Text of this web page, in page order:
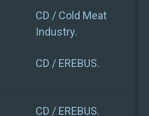
CD / Cold Meat
Industry.
CD / EREBUS.
CD / EREBUS.